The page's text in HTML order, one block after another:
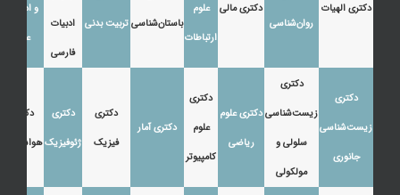
دکتری الهیات
روان‌شناسی
دکتری مالی
علوم
ارتباطات
باستان‌شناسی تربیت بدنی
ادبیات
فارسی
و ادبیات
عرب
دکتری
زیست‌شناسی
جانوری
دکتری
زیست‌شناسی
سلولی و
مولکولی
دکتری علوم
ریاضی
دکتری
علوم
کامپیوتر
دکتری آمار
دکتری
فیزیک
دکتری
ژئوفیزیک
دکتری
هواشناسی